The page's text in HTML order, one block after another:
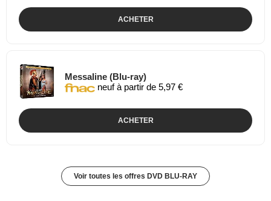
ACHETER
Messaline (Blu-ray)
neuf à partir de 5,97 €
ACHETER
Voir toutes les offres DVD BLU-RAY